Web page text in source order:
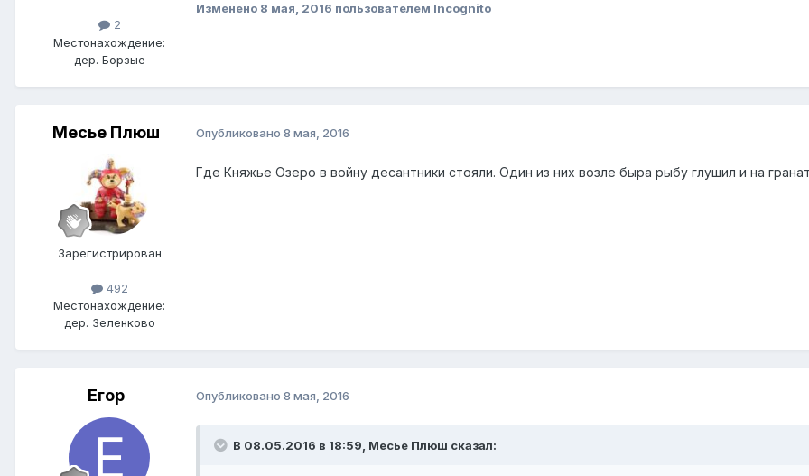
2
Местонахождение:
дер. Борзые
Изменено 8 мая, 2016 пользователем Incognito
Месье Плюш
Зарегистрирован
492
Местонахождение:
дер. Зеленково
Опубликовано 8 мая, 2016
Где Княжье Озеро в войну десантники стояли. Один из них возле быра рыбу глушил и на
Егор Опубликовано 8 мая, 2016
В 08.05.2016 в 18:59, Месье Плюш сказал: